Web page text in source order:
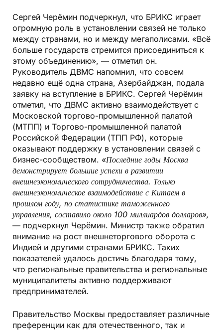
Сергей Черёмин подчеркнул, что БРИКС играет
огромную роль в установлении связей не только
между странами, но и между мегаполисами. «Всё
больше государств стремится присоединиться к
этому объединению», — отметил он.
Руководитель ДВМС напомнил, что совсем
недавно ещё одна страна, Азербайджан, подала
заявку на вступление в БРИКС. Сергей Черёмин
отметил, что ДВМС активно взаимодействует с
Московской торгово-промышленной палатой
(МТПП) и Торгово-промышленной палатой
Российской Федерации (ТПП РФ), которые
оказывают поддержку в установлении связей с
бизнес-сообществом. «Последние годы Москва
демонстрирует большие успехи в развитии
внешнеэкономического сотрудничества. Только
внешнеэкономическое взаимодействие с Китаем в
прошлом году, по статистике таможенного
управления, составило около 100 миллиардов долларов»,
— подчеркнул Черёмин. Министр также обратил
внимание на рост внешнеторгового оборота с
Индией и другими странами БРИКС. Таких
показателей удалось достичь благодаря тому,
что региональные правительства и региональные
муниципалитеты активно поддерживают
предпринимателей.
Правительство Москвы предоставляет различные
преференции как для отечественного, так и